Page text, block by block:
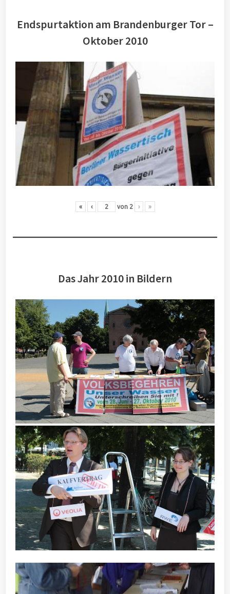
Endspurtaktion am Brandenburger Tor –
Oktober 2010
« ‹ von 2 › »
Das Jahr 2010 in Bildern